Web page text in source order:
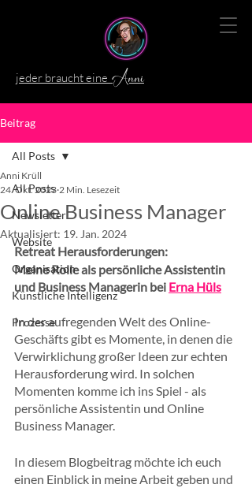
jeder braucht eineAnni
Beitrag
All Posts
Newsletter
Website
Organisation
Künstliche Intelligenz
Prozesse
All Posts
Online Business Manager
Anni Krüll
24. Okt. 2023 2 Min. Lesezeit
Aktualisiert: 19. Jan. 2024
Retreat Herausforderungen:
Meine Rolle als persönliche Assistentin
und Business Managerin bei Erna Hüls
In der aufregenden Welt des Online-
Geschäfts gibt es Momente, in denen die
Verwirklichung großer Ideen zur echten
Herausforderung wird. In solchen
Momenten komme ich ins Spiel - als
persönliche Assistentin und Online
Business Manager.
In diesem Blogbeitrag möchte ich euch
einen Einblick in meine Arbeit geben und